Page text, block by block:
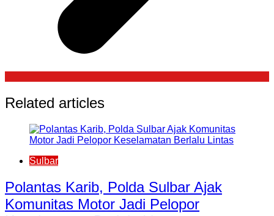
Related articles
Sulbar
Polantas Karib, Polda Sulbar Ajak
Komunitas Motor Jadi Pelopor